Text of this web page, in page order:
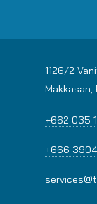
1126/2
Makkasan,
+662 035
+666